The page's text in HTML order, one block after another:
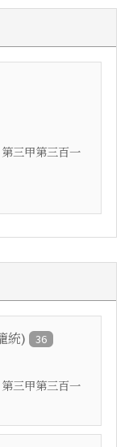
第三甲第三百一
統) 36
第三甲第三百一